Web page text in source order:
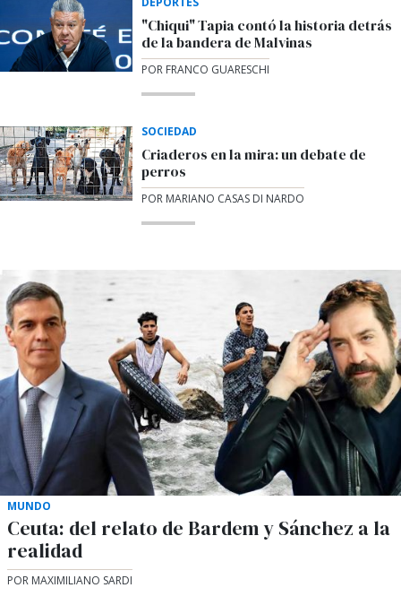
"Chiqui" Tapia contó la historia detrás
de la bandera de Malvinas
POR FRANCO GUARESCHI
SOCIEDAD
Criaderos en la mira: un debate de
perros
POR MARIANO CASAS DI NARDO
MUNDO
Ceuta: del relato de Bardem y Sánchez a la
realidad
POR MAXIMILIANO SARDI